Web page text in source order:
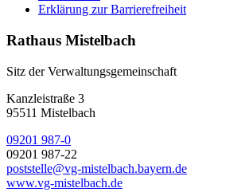
Erklärung zur Barrierefreiheit
Rathaus Mistelbach
Sitz der Verwaltungsgemeinschaft
Kanzleistraße 3
95511 Mistelbach
09201 987-0
09201 987-22
poststelle@vg-mistelbach.bayern.de
www.vg-mistelbach.de